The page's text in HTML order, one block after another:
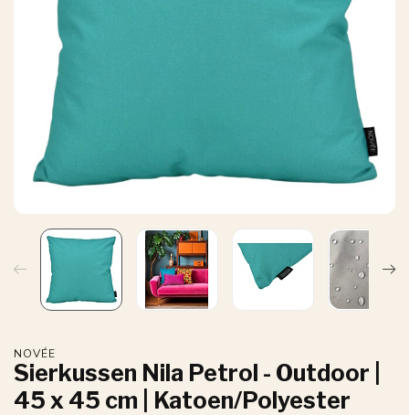
NOVÉE
Sierkussen Nila Petrol - Outdoor |
45 x 45 cm | Katoen/Polyester